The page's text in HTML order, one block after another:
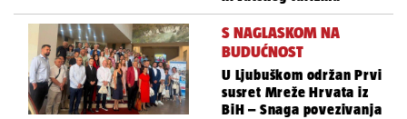
S NAGLASKOM NA
BUDUĆNOST
U Ljubuškom održan Prvi
susret Mreže Hrvata iz
BiH – Snaga povezivanja